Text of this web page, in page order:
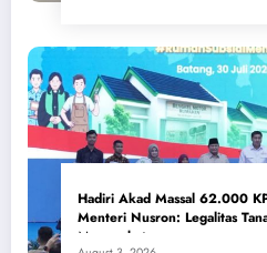
Hadiri Akad Massal 62.000
Menteri Nusron: Legalitas
Masyarakat